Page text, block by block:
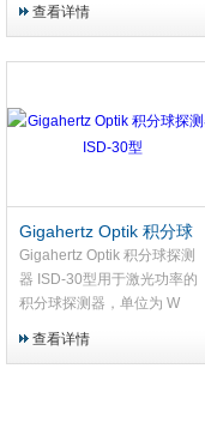
激光功率测量
查看详情
Gigahertz Optik 积分球
探测器 ISD-30型
Gigahertz Optik 积分球探测
器 ISD-30型用于激光功率的
积分球探测器，单位为 W
查看详情